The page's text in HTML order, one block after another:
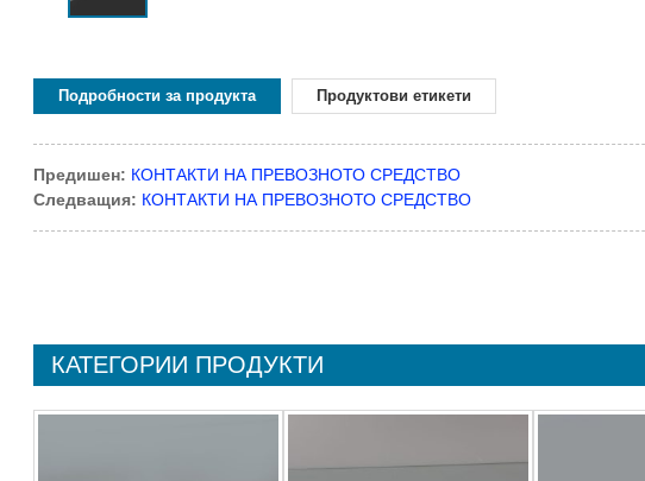
Подробности за продукта Продуктови етикети
Предишен: КОНТАКТИ НА ПРЕВОЗНОТО СРЕДСТВО
Следващия: КОНТАКТИ НА ПРЕВОЗНОТО СРЕДСТВО
КАТЕГОРИИ ПРОДУКТИ